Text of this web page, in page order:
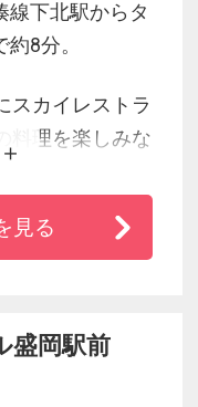
線下北駅からタ
約8分。
スカイレストラ
料理を楽しみな
臥山をのぞむ雄
見る
盛岡駅前